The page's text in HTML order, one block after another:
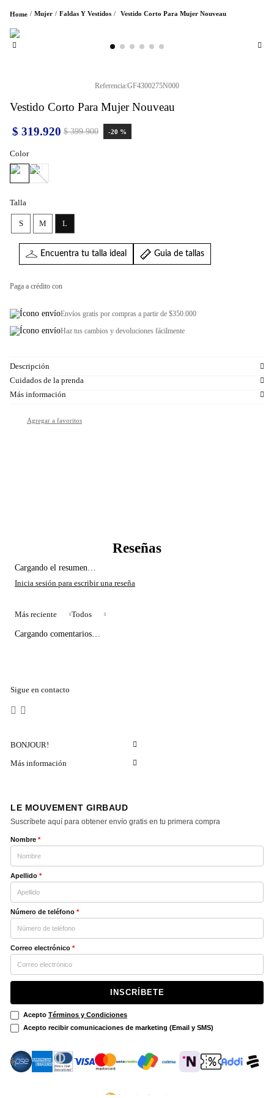
Mujer Faldas Y Vestidos Vestido Corto Para Mujer Nouveau
Referencia:GF4300275N000
Vestido Corto Para Mujer Nouveau
$ 399.900
$ 319.920 -20 %
Color
Talla
S M L
Encuentra tu talla ideal Guia de tallas
Paga a crédito con
Envíos gratis por compras a partir de $350.000
Haz tus cambios y devoluciones fácilmente
Descripción
Cuidados de la prenda
Más información
Cargando el resumen…
Más reciente Todos
Cargando comentarios…
Sigue en contacto
BONJOUR!
Más información
LE MOUVEMENT GIRBAUD
Suscríbete aquí para obtener envío gratis en tu primera compra
Nombre *
Apellido *
Número de teléfono *
Correo electrónico *
INSCRÍBETE
Acepto Términos y Condiciones
Acepto recibir comunicaciones de marketing (Email y SMS)